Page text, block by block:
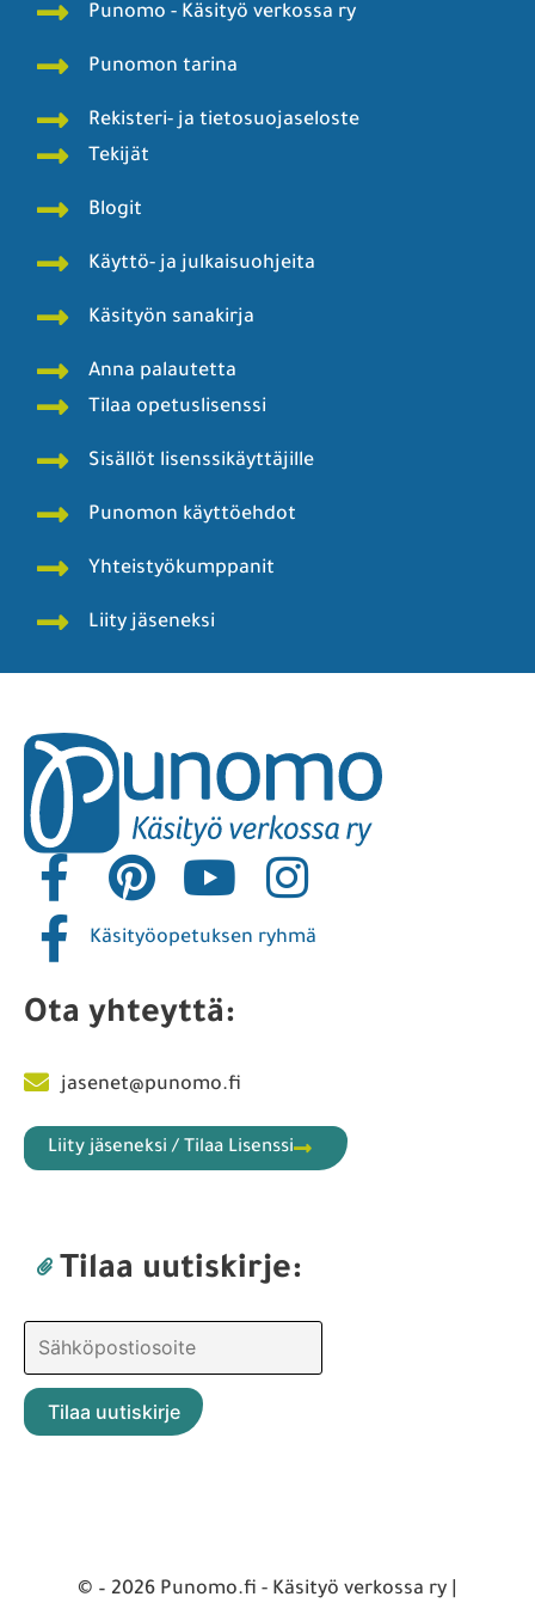
Punomo - Käsityö verkossa ry
Punomon tarina
Rekisteri- ja tietosuojaseloste
Tekijät
Blogit
Käyttö- ja julkaisuohjeita
Käsityön sanakirja
Anna palautetta
Tilaa opetuslisenssi
Sisällöt lisenssikäyttäjille
Punomon käyttöehdot
Yhteistyökumppanit
Liity jäseneksi
Käsityöopetuksen ryhmä
Ota yhteyttä:
jasenet@punomo.fi
Liity jäseneksi / Tilaa Lisenssi
Tilaa uutiskirje:
© – 2026 Punomo.fi - Käsityö verkossa ry |